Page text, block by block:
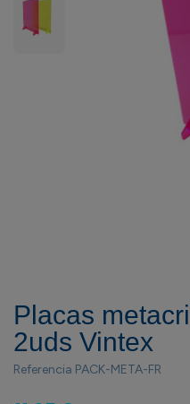
Placas
2uds Vintex
Referencia PACK-META-FR